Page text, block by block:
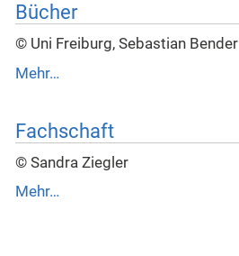
Bücher
© Uni Freiburg, Sebastian Bender
Mehr…
Fachschaft
© Sandra Ziegler
Mehr…